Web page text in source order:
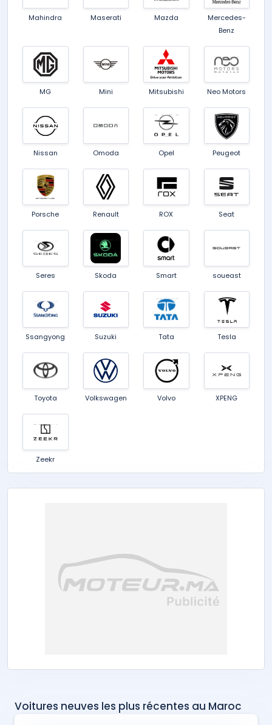
Mahindra Maserati Mazda
Mercedes-
Benz
MG Mini Mitsubishi Neo Motors
Nissan Omoda Opel Peugeot
Porsche Renault ROX Seat
Seres Skoda Smart soueast
Ssangyong Suzuki Tata Tesla
Toyota Volkswagen Volvo XPENG
Zeekr
Voitures neuves les plus récentes au Maroc